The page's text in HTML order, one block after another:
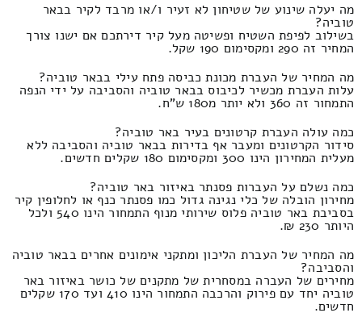
מה יעלה שינוע של שטיחון לא זעיר ו/או מרבד לקיר בבאר
טוביה?
בשילוב לפיפת השטיח ופשיטה מעל קיר דירתכם אם ישנו צורך
המחיר זה 290 ומקסימום 190 שקל.
מה המחיר של העברת מכונת כביסה פתח עילי בבאר טוביה?
עלות העברת מכשיר לכיבוס בבאר טוביה והסביבה על ידי הנפה
התמחור זה 360 ולא יותר מ180 ש"ח.
כמה עולה העברת קרטונים בעיר באר טוביה?
סידור הקרטונים ומעבר אף בדירות בבאר טוביה והסביבה ללא
מעלית המחירון הינו 300 ומקסימום 180 שקלים חדשים.
כמה נשלם על העברות פסנתר באיזור באר טוביה?
מחירון הובלה של כלי נגינה גדול כמו פסנתר כנף או לחלופין קיר
בסביבת באר טוביה פלוס שירותי מנוף התמחור הינו 540 ולכל
היותר 230 ₪.
מה המחיר של העברת הליכון ומתקני אימונים אחרים בבאר טוביה
והסביבה?
מחירים של העברה במסחרית של מתקנים של כושר באיזור באר
טוביה יחד עם פירוק והרכבה התמחור הינו 410 ועד 170 שקלים
חדשים.